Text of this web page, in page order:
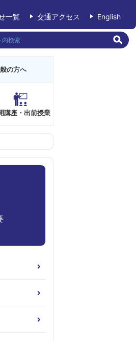
の方へ
講座・出前授業
一覧 交通アクセス English